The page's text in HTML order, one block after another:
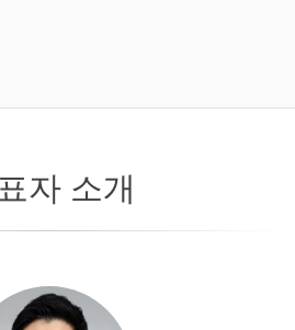
자 소개